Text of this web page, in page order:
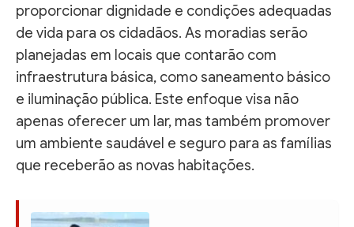
proporcionar dignidade e condições adequadas
de vida para os cidadãos. As moradias serão
planejadas em locais que contarão com
infraestrutura básica, como saneamento básico
e iluminação pública. Este enfoque visa não
apenas oferecer um lar, mas também promover
um ambiente saudável e seguro para as famílias
que receberão as novas habitações.